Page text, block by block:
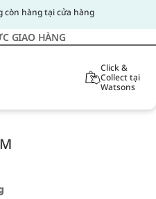
còn hàng tại cửa hàng
GIAO HÀNG
Click &
Collect tại
Watsons